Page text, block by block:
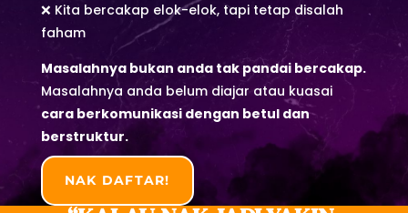
❌ Kita bercakap elok-elok, tapi tetap disalah
faham
Masalahnya bukan anda tak pandai bercakap.
Masalahnya anda belum diajar atau kuasai
cara berkomunikasi dengan betul dan
berstruktur.
NAK DAFTAR!